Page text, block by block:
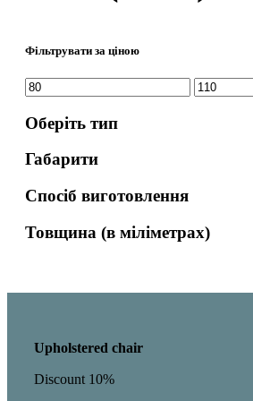
Фільтрувати за ціною
Мінімальна
ціна
Найбільша
ціна
Оберіть тип
Габарити
Спосіб виготовлення
Товщина (в міліметрах)
Upholstered chair
Discount 10%